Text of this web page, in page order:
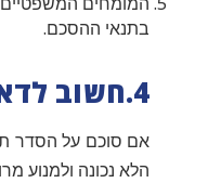
בתנאי ההסכם.
4.חשוב לדאוג שההסדר יהיה כתוב
אם סוכם על הסדר
הלא נכונה ולמנוע